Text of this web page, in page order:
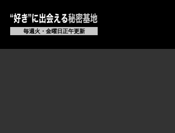
毎週火・金曜日正午更新